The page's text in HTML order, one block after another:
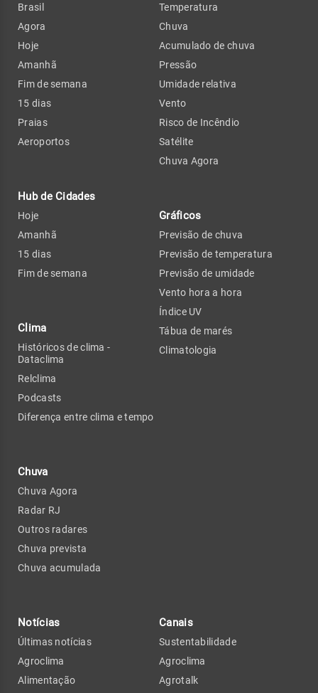
Brasil
Agora
Hoje
Amanhã
Fim de semana
15 dias
Praias
Aeroportos
Hub de Cidades
Hoje
Amanhã
15 dias
Fim de semana
Clima
Históricos de clima -
Dataclima
Relclima
Podcasts
Diferença entre clima e tempo
Chuva
Chuva Agora
Radar RJ
Outros radares
Chuva prevista
Chuva acumulada
Temperatura
Chuva
Acumulado de chuva
Pressão
Umidade relativa
Vento
Risco de Incêndio
Satélite
Chuva Agora
Gráficos
Previsão de chuva
Previsão de temperatura
Previsão de umidade
Vento hora a hora
Índice UV
Tábua de marés
Climatologia
Notícias
Últimas notícias
Agroclima
Alimentação
Canais
Sustentabilidade
Agroclima
Agrotalk